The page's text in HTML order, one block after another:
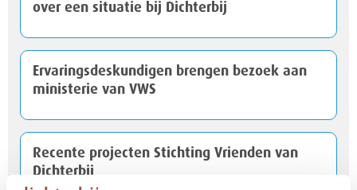
over een situatie bij Dichterbij
Ervaringsdeskundigen brengen bezoek aan
ministerie van VWS
Recente projecten Stichting Vrienden van
Dichterbij